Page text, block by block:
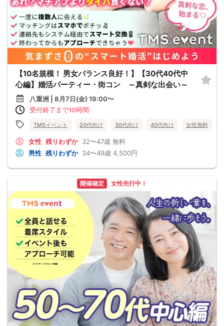
【10名規模！ 男女バランス良好！】【30代40代中
心編】婚活パーティー・街コン ～真剣な出会い～
八重洲 | 8月7日(金) 19:00〜
受付終了まで10時間
TMSイベント 20代向け 30代向け 40代向け 女性無料
女性 残りわずか 32〜47歳 無料
男性 残りわずか 34〜49歳 4,500円
開催確定 女性先行中！